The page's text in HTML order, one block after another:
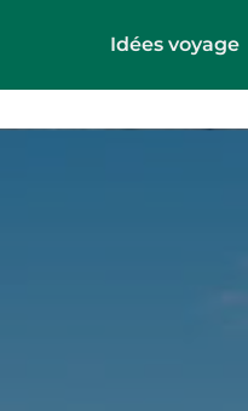
Idées voyage